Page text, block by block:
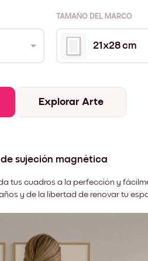
TAMAÑO DEL MARCO
21x28 cm
Explorar Arte
sujeción magnética
tus cuadros a la perfección y
y de la libertad de renovar tu